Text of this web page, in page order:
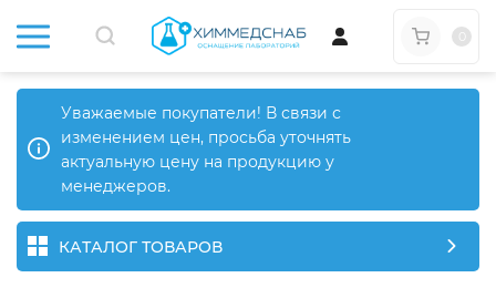
Уважаемые покупатели! В связи с
изменением цен, просьба уточнять
актуальную цену на продукцию у
менеджеров.
КАТАЛОГ ТОВАРОВ